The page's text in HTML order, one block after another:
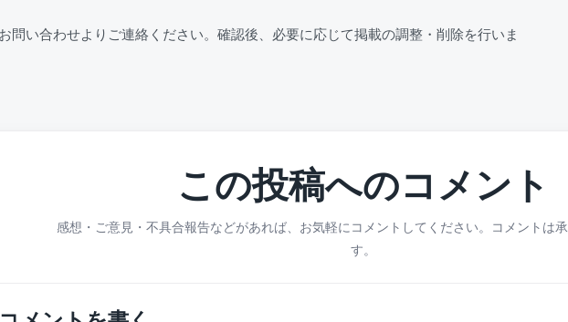
問い合わせよりご連絡ください。確認後、必要に応じて掲載の調整・削除を行いま
この投稿へのコメント
感想・ご意見・不具合報告などがあれば、お気軽にコメントしてください。コメントは
す。